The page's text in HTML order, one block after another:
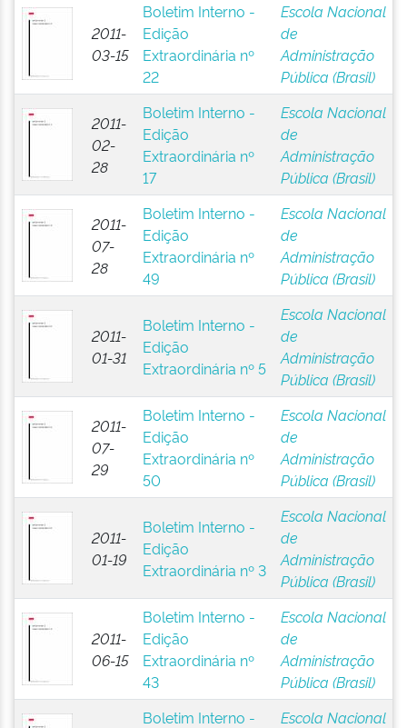
2011-
03-15
Boletim Interno -
Edição
Extraordinária nº
22
Escola Nacional
de
Administração
Pública (Brasil)
2011-
02-
28
Boletim Interno -
Edição
Extraordinária nº
17
Escola Nacional
de
Administração
Pública (Brasil)
2011-
07-
28
Boletim Interno -
Edição
Extraordinária nº
49
Escola Nacional
de
Administração
Pública (Brasil)
2011-
01-31
Boletim Interno -
Edição
Extraordinária nº 5
Escola Nacional
de
Administração
Pública (Brasil)
2011-
07-
29
Boletim Interno -
Edição
Extraordinária nº
50
Escola Nacional
de
Administração
Pública (Brasil)
2011-
01-19
Boletim Interno -
Edição
Extraordinária nº 3
Escola Nacional
de
Administração
Pública (Brasil)
2011-
06-15
Boletim Interno -
Edição
Extraordinária nº
43
Escola Nacional
de
Administração
Pública (Brasil)
Boletim Interno -
Escola Nacional